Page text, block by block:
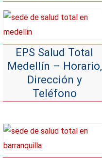
EPS Salud Total
Medellín – Horario,
Dirección y
Teléfono